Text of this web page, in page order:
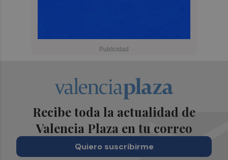
Recibe toda la actualidad de
Valencia Plaza en tu correo
Quiero suscribirme